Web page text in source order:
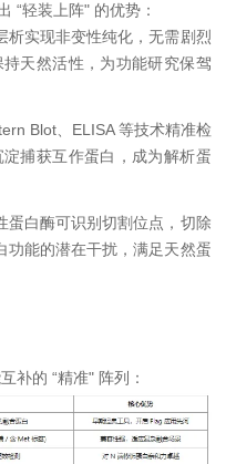
“轻装上阵" 的优势：
析实现非变性纯化，无需剧烈
天然活性，为功能研究保驾
Blot、ELISA 等技术精准检
捕获互作蛋白，成为解析蛋
蛋白酶可识别切割位点，切除
功能的潜在干扰，满足天然蛋
补的 “精准" 阵列：